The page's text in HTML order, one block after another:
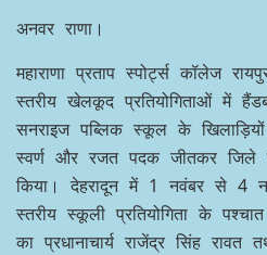
अनवर राणा।
महाराणा प्रताप स्पोर्ट्स कॉलेज
स्तरीय खेलकूद प्रतियोगिताओं में
सनराइज पब्लिक स्कूल के
स्वर्ण और रजत पदक जीतकर जिले
किया। देहरादून में 1 नवंबर से 4
स्तरीय स्कूली प्रतियोगिता के
का प्रधानाचार्य राजेंद्र सिंह